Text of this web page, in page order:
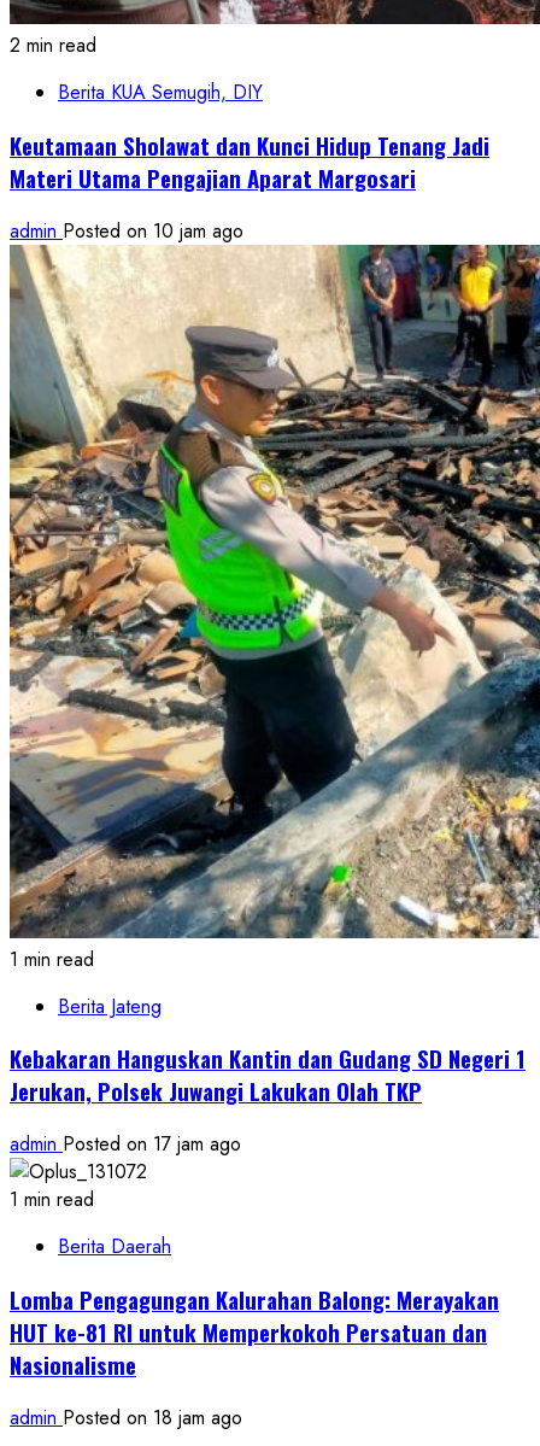
2 min read
Berita KUA Semugih, DIY
Keutamaan Sholawat dan Kunci Hidup Tenang Jadi
Materi Utama Pengajian Aparat Margosari
admin Posted on 10 jam ago
1 min read
Berita Jateng
Kebakaran Hanguskan Kantin dan Gudang SD Negeri 1
Jerukan, Polsek Juwangi Lakukan Olah TKP
admin Posted on 17 jam ago
1 min read
Berita Daerah
Lomba Pengagungan Kalurahan Balong: Merayakan
HUT ke-81 RI untuk Memperkokoh Persatuan dan
Nasionalisme
admin Posted on 18 jam ago